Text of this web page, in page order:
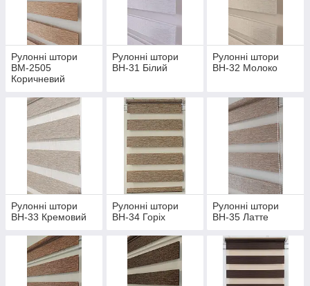
Рулонні штори
ВМ-2505
Коричневий
Рулонні штори
ВН-31 Білий
Рулонні штори
ВН-32 Молоко
Рулонні штори
ВН-33 Кремовий
Рулонні штори
ВН-34 Горіх
Рулонні штори
ВН-35 Латте